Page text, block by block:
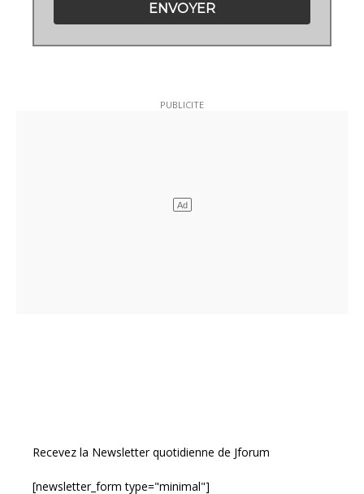
ENVOYER
Recevez la Newsletter quotidienne de Jforum
[newsletter_form type="minimal"]